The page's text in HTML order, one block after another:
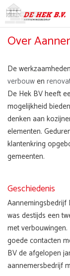
Nieuwbouw
Home
Over
De
verbouwen
De Hek BV heeft
mogelijkheid
denken aan
elementen.
klantenkring
gemeenten.
Geschiedenis
Aannemingsbedrijf
was destijds een
met
goede contacten
BV de afgelopen
aannemersbedrijf